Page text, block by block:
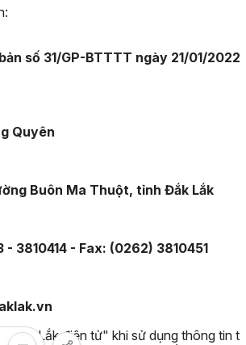
số 31/GP-BTTTT ngày 21/01/2022
Quyên
Buôn Ma Thuột, tỉnh Đắk Lắk
3810414 - Fax: (0262) 3810451
Đắk Lắk điện tử" khi sử dụng thông tin